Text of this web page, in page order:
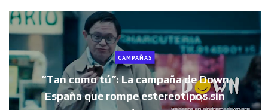
CAMPAÑAS
“Tan como tú”: La campaña de Down
España que rompe estereotipos sin